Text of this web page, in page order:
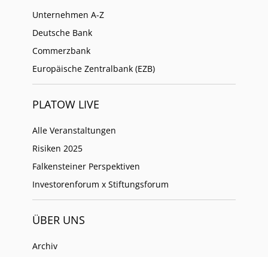
Unternehmen A-Z
Deutsche Bank
Commerzbank
Europäische Zentralbank (EZB)
PLATOW LIVE
Alle Veranstaltungen
Risiken 2025
Falkensteiner Perspektiven
Investorenforum x Stiftungsforum
ÜBER UNS
Archiv